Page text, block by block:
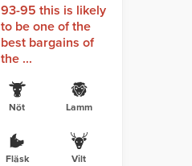
93-95 this is likely
to be one of the
best bargains of
the ...
Nöt Lamm
Fläsk Vilt